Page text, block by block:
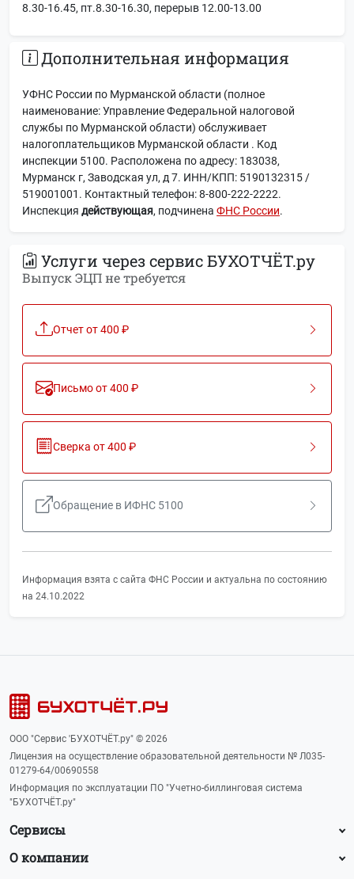
8.30-16.45, пт.8.30-16.30, перерыв 12.00-13.00
Дополнительная информация
УФНС России по Мурманской области (полное
наименование: Управление Федеральной налоговой
службы по Мурманской области) обслуживает
налогоплательщиков Мурманской области . Код
инспекции 5100. Расположена по адресу: 183038,
Мурманск г, Заводская ул, д 7. ИНН/КПП: 5190132315 /
519001001. Контактный телефон: 8-800-222-2222.
Инспекция действующая, подчинена ФНС России.
Услуги через сервис БУХОТЧЁТ.ру
Выпуск ЭЦП не требуется
Отчет от 400 ₽
Письмо от 400 ₽
Сверка от 400 ₽
Обращение в ИФНС 5100
Информация взята с сайта ФНС России и актуальна по состоянию
на 24.10.2022
ООО "Сервис 'БУХОТЧЁТ.ру" © 2026
Лицензия на осуществление образовательной деятельности № Л035-
01279-64/00690558
Информация по эксплуатации ПО "Учетно-биллинговая система
"БУХОТЧЁТ.ру"
Сервисы
О компании